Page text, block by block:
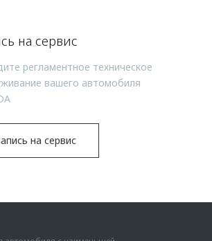
на сервис
регламентное техническое
вашего автомобиля
на сервис